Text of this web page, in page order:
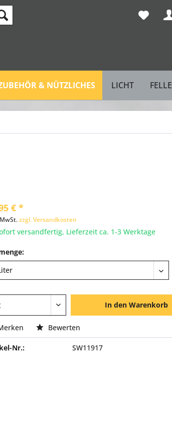
& NÜTZLICHES LICHT FELLE
€ *
zzgl. Versandkosten
versandfertig, Lieferzeit ca. 1-3 Werktage
In den Warenkorb
Bewerten
Nr.: SW11917